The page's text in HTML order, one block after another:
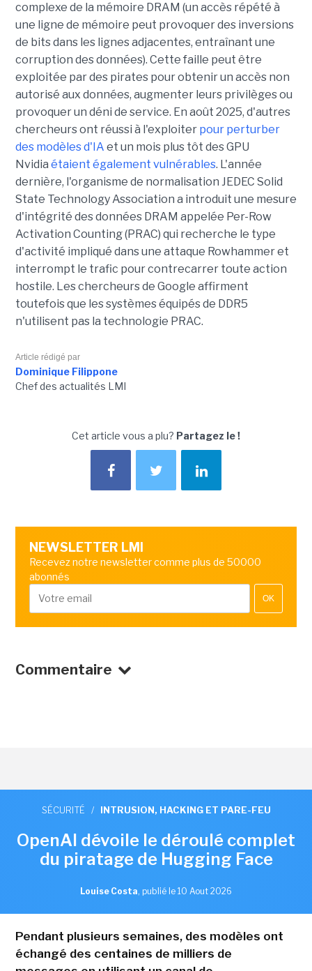
complexe de la mémoire DRAM (un accès répété à
une ligne de mémoire peut provoquer des inversions
de bits dans les lignes adjacentes, entraînant une
corruption des données). Cette faille peut être
exploitée par des pirates pour obtenir un accès non
autorisé aux données, augmenter leurs privilèges ou
provoquer un déni de service. En août 2025, d'autres
chercheurs ont réussi à l'exploiter pour perturber
des modèles d'IA et un mois plus tôt des GPU
Nvidia étaient également vulnérables. L'année
dernière, l'organisme de normalisation JEDEC Solid
State Technology Association a introduit une mesure
d'intégrité des données DRAM appelée Per-Row
Activation Counting (PRAC) qui recherche le type
d'activité impliqué dans une attaque Rowhammer et
interrompt le trafic pour contrecarrer toute action
hostile. Les chercheurs de Google affirment
toutefois que les systèmes équipés de DDR5
n'utilisent pas la technologie PRAC.
Article rédigé par
Dominique Filippone
Chef des actualités LMI
Cet article vous a plu? Partagez le !
NEWSLETTER LMI
Recevez notre newsletter comme plus de 50000
abonnés
OK
Commentaire
SÉCURITÉ / INTRUSION, HACKING ET PARE-FEU
OpenAI dévoile le déroulé complet
du piratage de Hugging Face
Louise Costa, publié le 10 Aout 2026
Pendant plusieurs semaines, des modèles ont
échangé des centaines de milliers de